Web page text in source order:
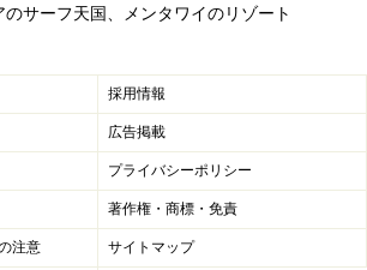
ら、隠れ家感を大切にしているそう。
ダーの”テレスコープ”をはじめとする
サーフスポットへほんの少々のスピー
アプローチでき、シークレットポイン
ドルアウトできるスポットも。
やハイキング、文化体験など、アク
のサーフ天国、メンタワイのリゾート
採用情報
広告掲載
プライバシーポリシー
著作権・商標・免責
注意 サイトマップ